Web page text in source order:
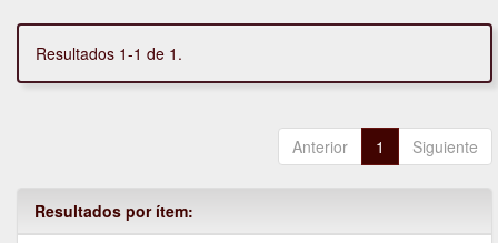
Resultados 1-1 de 1.
Anterior 1 Siguiente
Resultados por ítem: